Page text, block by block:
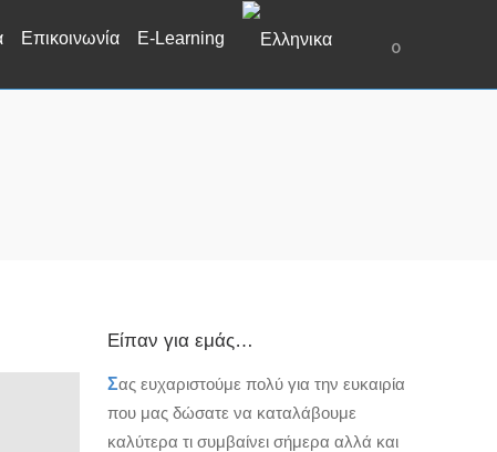
0
Επικοινωνία E-Learning
Είπαν για εμάς…
Σας ευχαριστούμε πολύ για την ευκαιρία
που μας δώσατε να καταλάβουμε
καλύτερα τι συμβαίνει σήμερα αλλά και